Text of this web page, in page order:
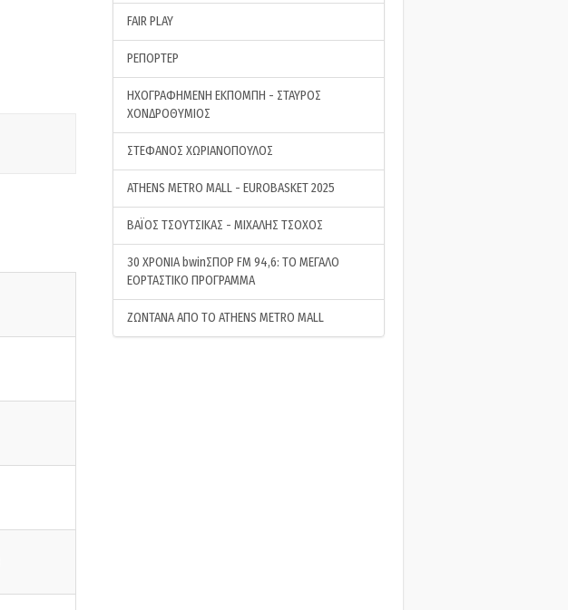
FAIR PLAY
ΡΕΠΟΡΤΕΡ
ΗΧΟΓΡΑΦΗΜΕΝΗ ΕΚΠΟΜΠΗ - ΣΤΑΥΡΟΣ
ΧΟΝΔΡΟΘΥΜΙΟΣ
ΣΤΕΦΑΝΟΣ ΧΩΡΙΑΝΟΠΟΥΛΟΣ
ATHENS METRO MALL - EUROBASKET 2025
ΒΑΪΟΣ ΤΣΟΥΤΣΙΚΑΣ - ΜΙΧΑΛΗΣ ΤΣΟΧΟΣ
30 ΧΡΟΝΙΑ bwinΣΠΟΡ FM 94,6: ΤΟ ΜΕΓΑΛΟ
ΕΟΡΤΑΣΤΙΚΟ ΠΡΟΓΡΑΜΜΑ
ΖΩΝΤΑΝΑ ΑΠΟ ΤΟ ATHENS METRO MALL